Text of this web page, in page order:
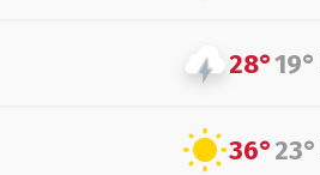
28°19°
36°23°